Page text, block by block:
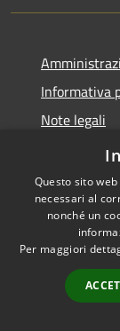
Informativa
Note legali
Accessibilità
Questo sito
necessari al
nonché un
Per maggiori